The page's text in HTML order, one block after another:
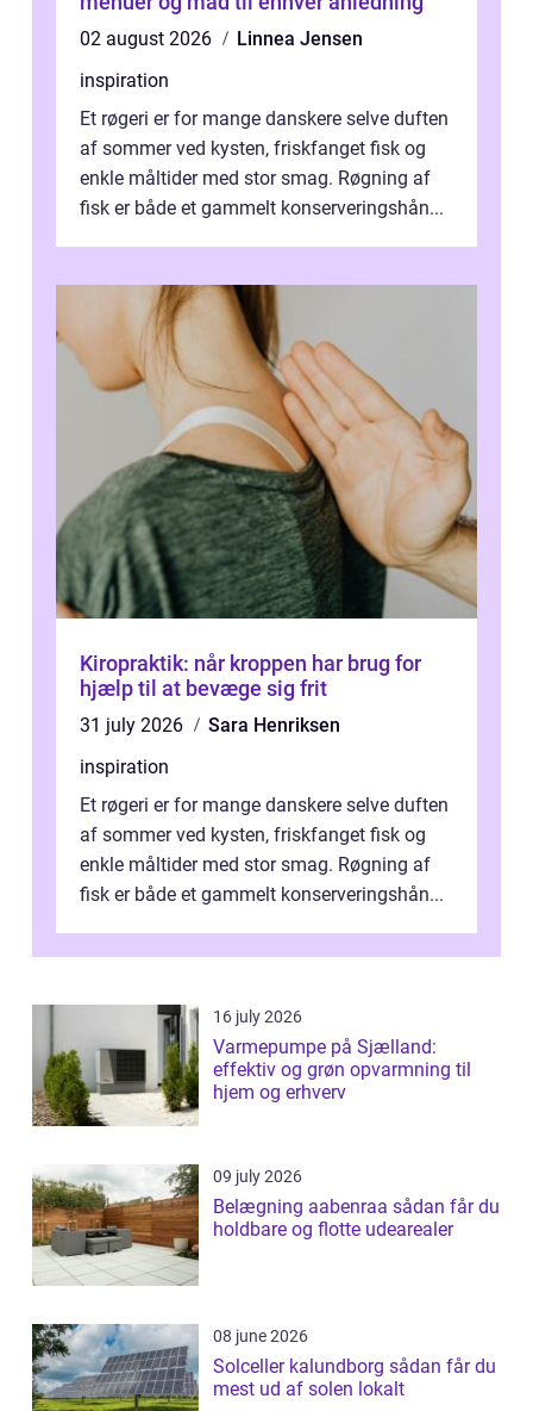
02 august 2026
Linnea Jensen
inspiration
Et røgeri er for mange danskere selve duften
af sommer ved kysten, friskfanget fisk og
enkle måltider med stor smag. Røgning af
fisk er både et gammelt konserveringshån...
Kiropraktik: når kroppen har brug for
hjælp til at bevæge sig frit
31 july 2026
Sara Henriksen
inspiration
Et røgeri er for mange danskere selve duften
af sommer ved kysten, friskfanget fisk og
enkle måltider med stor smag. Røgning af
fisk er både et gammelt konserveringshån...
16 july 2026
Varmepumpe på Sjælland:
effektiv og grøn opvarmning til
hjem og erhverv
09 july 2026
Belægning aabenraa sådan får du
holdbare og flotte udearealer
08 june 2026
Solceller kalundborg sådan får du
mest ud af solen lokalt